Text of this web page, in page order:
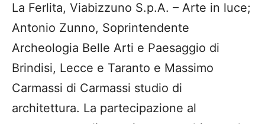
La Ferlita, Viabizzuno S.p.A. – Arte in luce;
Antonio Zunno, Soprintendente
Archeologia Belle Arti e Paesaggio di
Brindisi, Lecce e Taranto e Massimo
Carmassi di Carmassi studio di
architettura. La partecipazione al